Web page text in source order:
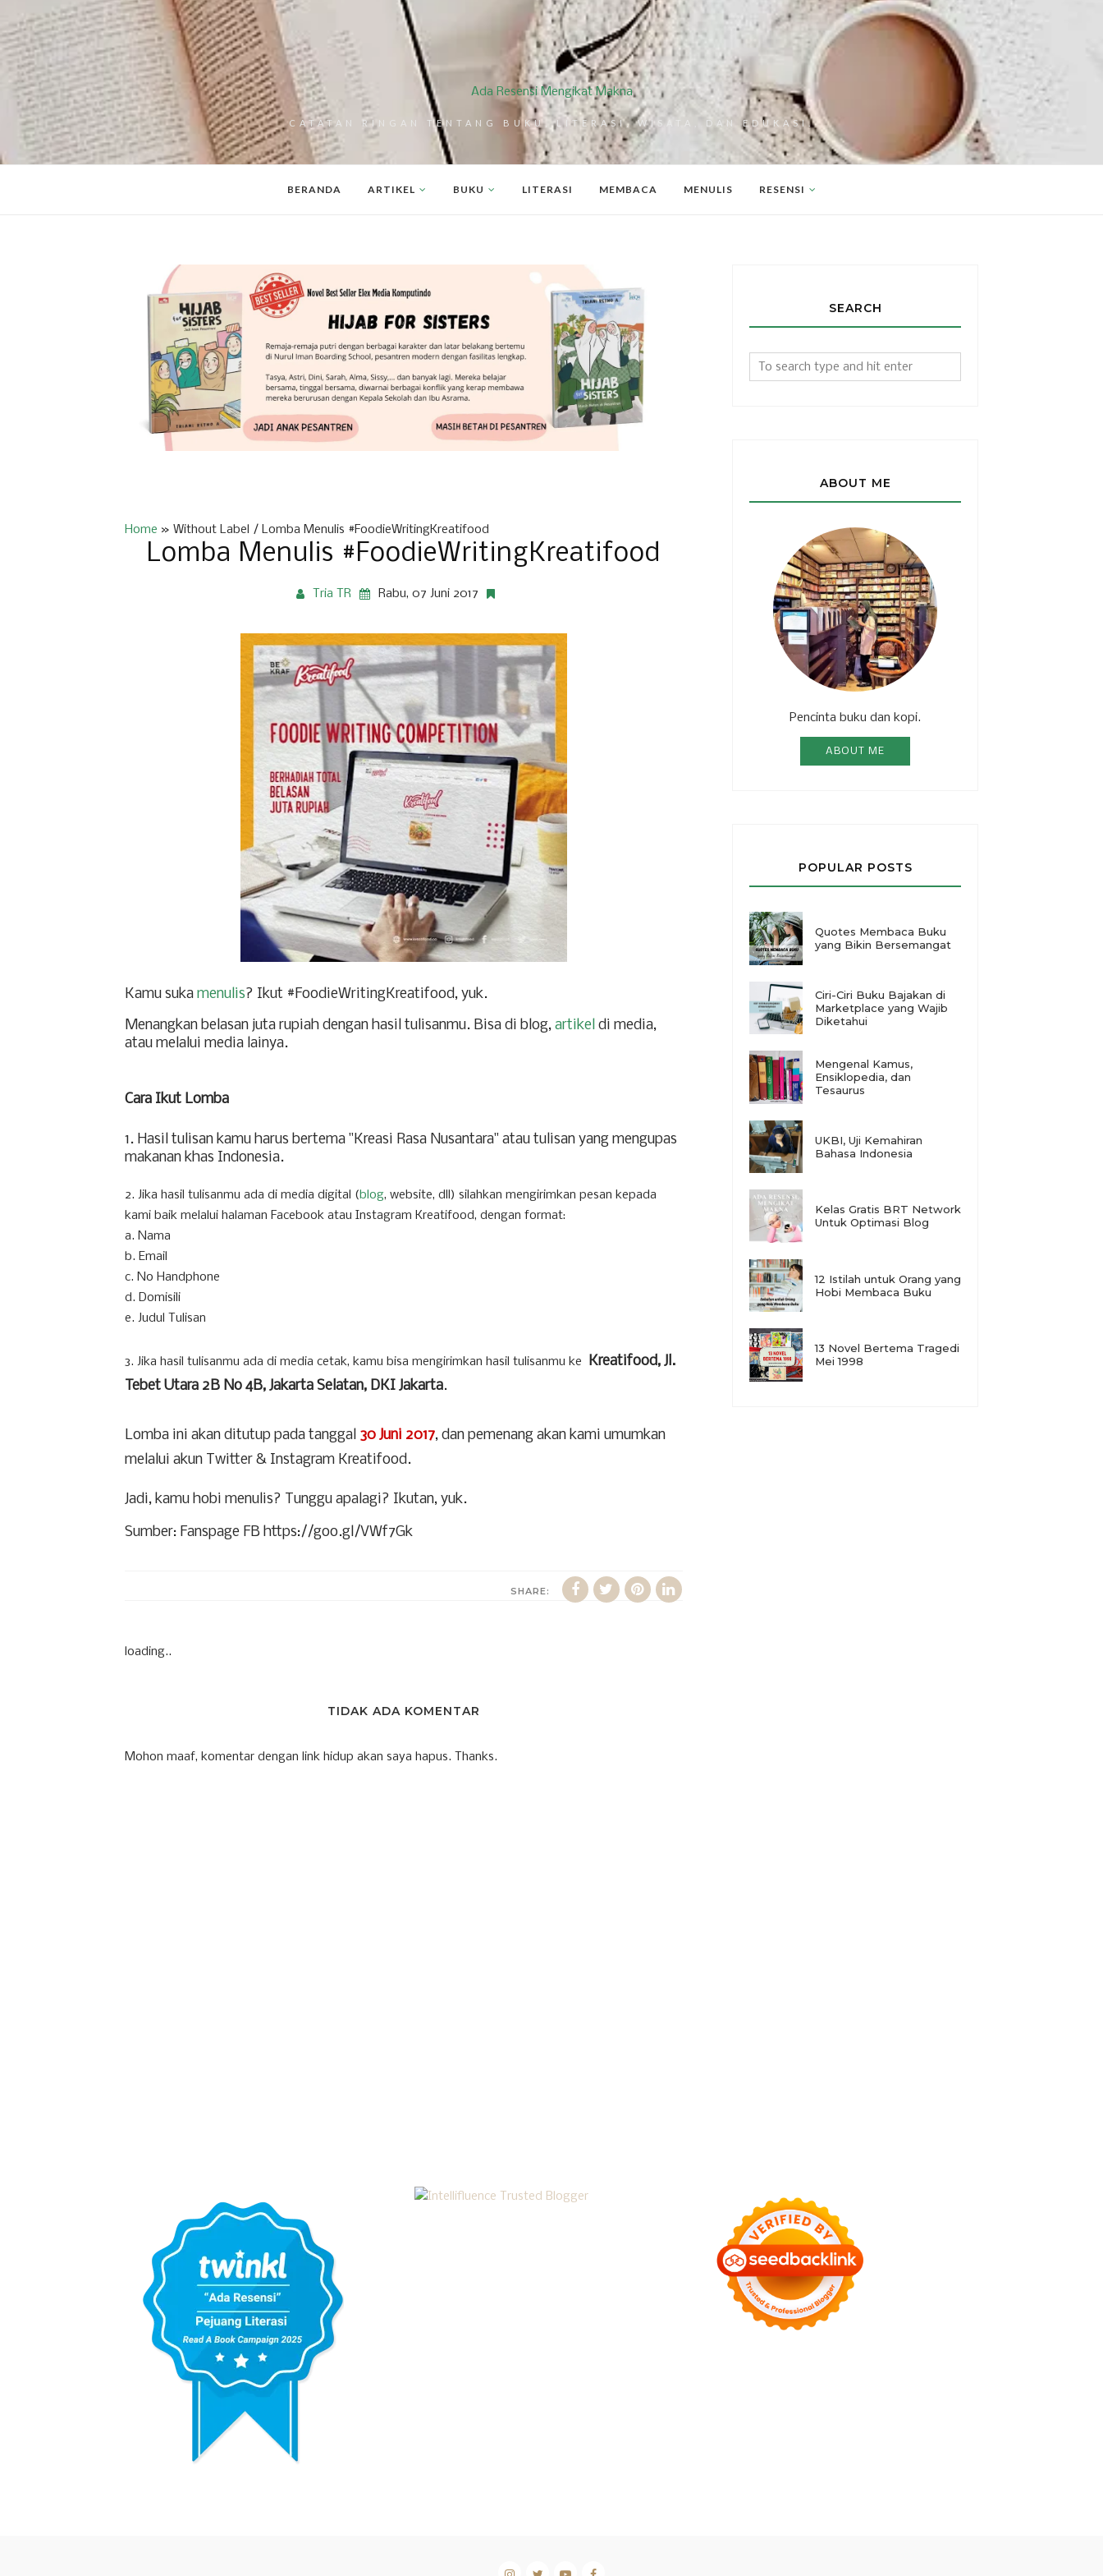
Ada Resensi Mengikat Makna
CATATAN RINGAN TENTANG BUKU, LITERASI, WISATA, DAN EDUKASI.
BERANDA ARTIKEL BUKU LITERASI MEMBACA MENULIS RESENSI
Home » Without Label / Lomba Menulis #FoodieWritingKreatifood
Lomba Menulis #FoodieWritingKreatifood
Tria TR Rabu, 07 Juni 2017
Kamu suka menulis? Ikut #FoodieWritingKreatifood, yuk.
Menangkan belasan juta rupiah dengan hasil tulisanmu. Bisa di blog, artikel di media,
atau melalui media lainya.
Cara Ikut Lomba
1. Hasil tulisan kamu harus bertema "Kreasi Rasa Nusantara" atau tulisan yang mengupas
makanan khas Indonesia.
2. Jika hasil tulisanmu ada di media digital (blog, website, dll) silahkan mengirimkan pesan kepada
kami baik melalui halaman Facebook atau Instagram Kreatifood, dengan format:
a. Nama
b. Email
c. No Handphone
d. Domisili
e. Judul Tulisan
3. Jika hasil tulisanmu ada di media cetak, kamu bisa mengirimkan hasil tulisanmu ke Kreatifood, Jl.
Tebet Utara 2B No 4B, Jakarta Selatan, DKI Jakarta.
Lomba ini akan ditutup pada tanggal 30 Juni 2017, dan pemenang akan kami umumkan
melalui akun Twitter & Instagram Kreatifood.
Jadi, kamu hobi menulis? Tunggu apalagi? Ikutan, yuk.
Sumber: Fanspage FB https://goo.gl/VWf7Gk
SHARE:
loading..
TIDAK ADA KOMENTAR
Mohon maaf, komentar dengan link hidup akan saya hapus. Thanks.
SEARCH
ABOUT ME
Pencinta buku dan kopi.
ABOUT ME
POPULAR POSTS
Quotes Membaca Buku
yang Bikin Bersemangat
Ciri-Ciri Buku Bajakan di
Marketplace yang Wajib
Diketahui
Mengenal Kamus,
Ensiklopedia, dan
Tesaurus
UKBI, Uji Kemahiran
Bahasa Indonesia
Kelas Gratis BRT Network
Untuk Optimasi Blog
12 Istilah untuk Orang yang
Hobi Membaca Buku
13 Novel Bertema Tragedi
Mei 1998